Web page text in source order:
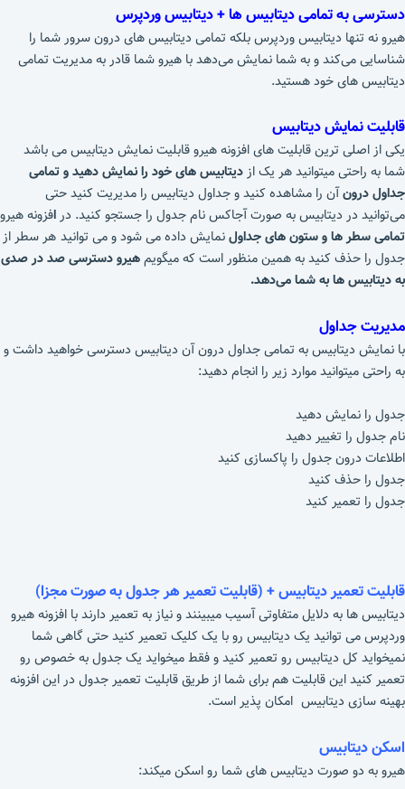
دسترسی به تمامی دیتابیس ها + دیتابیس وردپرس
هیرو نه تنها دیتابیس وردپرس بلکه تمامی دیتابیس های درون سرور شما را
شناسایی می‌کند و به شما نمایش می‌دهد با هیرو شما قادر به مدیریت تمامی
دیتابیس های خود هستید.
قابلیت نمایش دیتابیس
یکی از اصلی ترین قابلیت های افزونه هیرو قابلیت نمایش دیتابیس می باشد
شما به راحتی میتوانید هر یک ازدیتابیس های خود را نمایش دهید و تمامی
جداول درونآن را مشاهده کنید و جداول دیتابیس را مدیریت کنید حتی
می‌توانید در دیتابیس به صورت آجاکس نام جدول را جستجو کنید. درافزونه هیرو
تمامی سطر ها و ستون های جداولنمایش داده می شود و می توانید هر سطر از
جدول را حذف کنید به همین منظور است که میگویمهیرو دسترسی صد در صدی
به دیتابیس ها به شما می‌دهد.
مدیریت جداول
با نمایش دیتابیس به تمامی جداول درون آن دیتابیس دسترسی خواهید داشت و
به راحتی میتوانید موارد زیر را انجام دهید:
جدول را نمایش دهید
نام جدول را تغییر دهید
اطلاعات درون جدول را پاکسازی کنید
جدول را حذف کنید
جدول را تعمیر کنید
قابلیت تعمیر دیتابیس + (قابلیت تعمیر هر جدول به صورت مجزا)
دیتابیس ها به دلایل متفاوتی آسیب میبینند و نیاز به تعمیر دارند با افزونه هیرو
وردپرس می توانید یک دیتابیس رو با یک کلیک تعمیر کنید حتی گاهی شما
نمیخواید کل دیتابیس رو تعمیر کنید و فقط میخواید یک جدول به خصوص رو
تعمیر کنید این قابلیت هم برای شما از طریق قابلیت تعمیر جدول در این افزونه
بهینه سازی دیتابیس امکان پذیر است.
اسکن دیتابیس
هیرو به دو صورت دیتابیس های شما رو اسکن میکند: